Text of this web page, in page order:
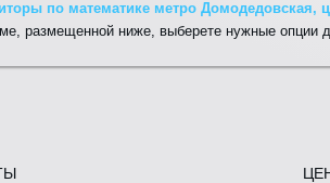
по математике метро Домодедовская,
размещенной ниже, выберете нужные опции